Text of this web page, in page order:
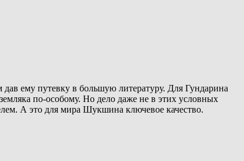
ему путевку в большую литературу. Для Гундарина
по-особому. Но дело даже не в этих условных
А это для мира Шукшина ключевое качество.